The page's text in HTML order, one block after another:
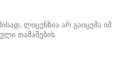
ლიცენზია არ გაიცემა იმ
თამაშების